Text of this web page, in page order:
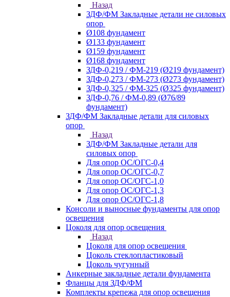
Назад
ЗДФ/ФМ Закладные детали не силовых
опор
Ø108 фундамент
Ø133 фундамент
Ø159 фундамент
Ø168 фундамент
ЗДФ-0,219 / ФМ-219 (Ø219 фундамент)
ЗДФ-0,273 / ФМ-273 (Ø273 фундамент)
ЗДФ-0,325 / ФМ-325 (Ø325 фундамент)
ЗДФ-0,76 / ФМ-0,89 (Ø76/89
фундамент)
ЗДФ/ФМ Закладные детали для силовых
опор
Назад
ЗДФ/ФМ Закладные детали для
силовых опор
Для опор ОС/ОГС-0,4
Для опор ОС/ОГС-0,7
Для опор ОС/ОГС-1,0
Для опор ОС/ОГС-1,3
Для опор ОС/ОГС-1,8
Консоли и выносные фундаменты для опор
освещения
Цоколя для опор освещения
Назад
Цоколя для опор освещения
Цоколь стеклопластиковый
Цоколь чугунный
Анкерные закладные детали фундамента
Фланцы для ЗДФ/ФМ
Комплекты крепежа для опор освещения